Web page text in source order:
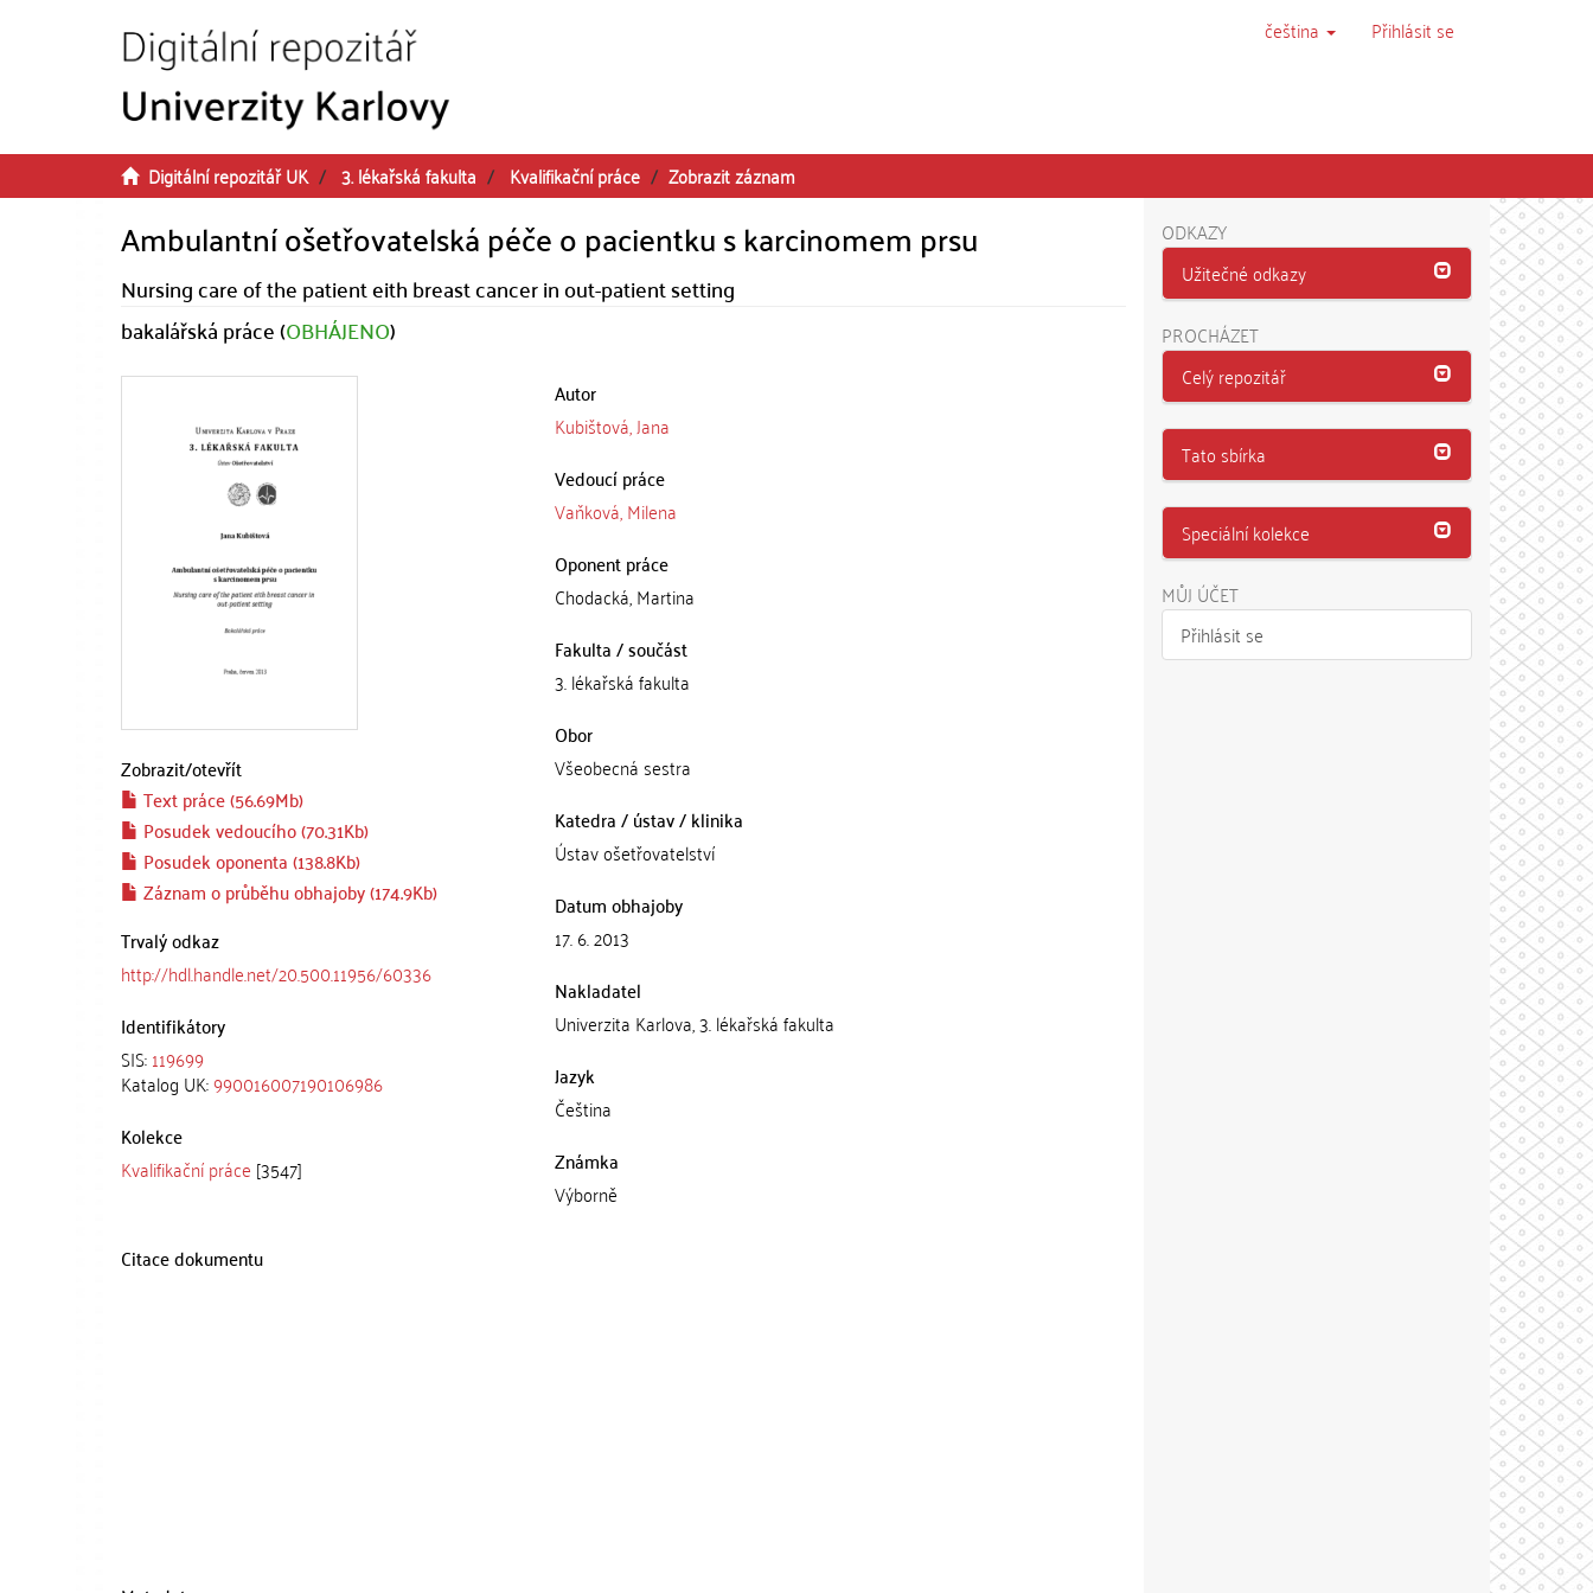
čeština Přihlásit se
Digitální repozitář UK 3. lékařská fakulta Kvalifikační práce Zobrazit záznam
Ambulantní ošetřovatelská péče o pacientku s karcinomem prsu
Nursing care of the patient eith breast cancer in out-patient setting
bakalářská práce (OBHÁJENO)
Zobrazit/otevřít
Text práce (56.69Mb)
Posudek vedoucího (70.31Kb)
Posudek oponenta (138.8Kb)
Záznam o průběhu obhajoby (174.9Kb)
Trvalý odkaz
http://hdl.handle.net/20.500.11956/60336
Identifikátory
SIS:119699
Katalog UK:990016007190106986
Kolekce
Kvalifikační práce [3547]
Autor
Kubištová, Jana
Vedoucí práce
Vaňková, Milena
Oponent práce
Chodacká, Martina
Fakulta / součást
3. lékařská fakulta
Obor
Všeobecná sestra
Katedra / ústav / klinika
Ústav ošetřovatelství
Datum obhajoby
17. 6. 2013
Nakladatel
Univerzita Karlova, 3. lékařská fakulta
Jazyk
Čeština
Známka
Výborně
Citace dokumentu
ODKAZY
Užitečné odkazy
PROCHÁZET
Celý repozitář
Tato sbírka
Speciální kolekce
MŮJ ÚČET
Přihlásit se